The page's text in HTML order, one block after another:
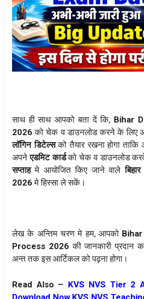
साथ ही साथ आपको बता दें कि, Bihar
2026 को चेक व डाउनलोड करने के लिए
लॉगिन डिटेल्सको तैयार रखना होगा
अपनेएडमिट कार्डको चेक व डाउनलोड
सप्ताहमे आयोजित किए जाने वालेबिहार
2026मे हिस्सा ले सकें।
लेख के अन्तिम चरण मे हम, आपको Bihar
Process 2026की जानकारी प्रदान
अन्त तक इस आर्टिकल को पढ़ना होगा।
Read Also – KVS NVS Tier 2
Download Now KVS NVS